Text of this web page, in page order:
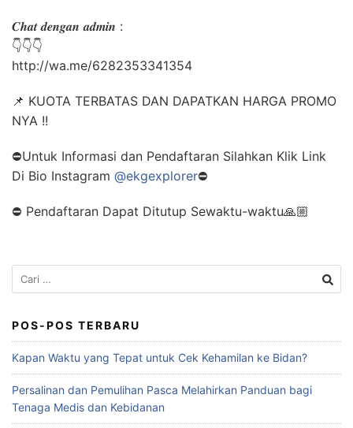
⁣𝑪𝒉𝒂𝒕 𝒅𝒆𝒏𝒈𝒂𝒏 𝒂𝒅𝒎𝒊𝒏 :
👇👇👇
http://wa.me/6282353341354
📌 KUOTA TERBATAS DAN DAPATKAN HARGA PROMO
NYA !!
⛔Untuk Informasi dan Pendaftaran Silahkan Klik Link
Di Bio Instagram @ekgexplorer⛔
⛔ Pendaftaran Dapat Ditutup Sewaktu-waktu🙏🏼
POS-POS TERBARU
Kapan Waktu yang Tepat untuk Cek Kehamilan ke Bidan?
Persalinan dan Pemulihan Pasca Melahirkan Panduan bagi
Tenaga Medis dan Kebidanan